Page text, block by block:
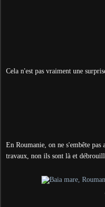
Cela n'est pas vraiment une
En Roumanie, on ne s'embête pas
travaux, non ils sont là et